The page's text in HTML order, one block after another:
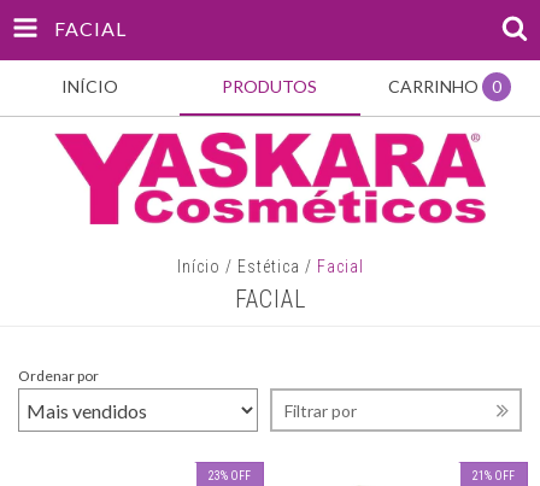
FACIAL
INÍCIO PRODUTOS CARRINHO 0
Início / Estética / Facial
FACIAL
Ordenar por
Filtrar por
23% OFF 21 % OFF